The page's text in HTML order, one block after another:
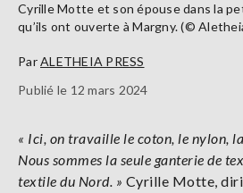
Cyrille Motte et son épouse dans la
qu’ils ont ouverte à Margny. (©
ParALETHEIA PRESS
Publié le 12 mars 2024
« Ici, on travaille le coton, le nylon,
Nous sommes la seule ganterie de
textile du Nord. » Cyrille Motte,